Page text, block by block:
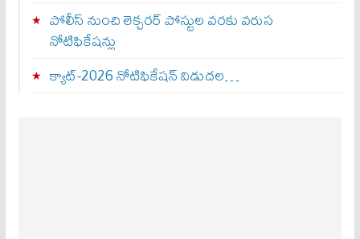
పోలీస్ నుంచి లెక్చరర్ పోస్టుల వరకు వరుస
నోటిఫికేషన్లు
క్యాట్-2026 నోటిఫికేషన్ విడుదల…